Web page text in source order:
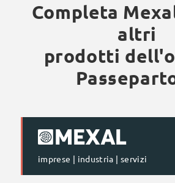
Completa
altri
prodotti
imprese | industria | servizi